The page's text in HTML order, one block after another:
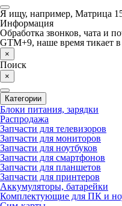
Я ищу, например, Матрица
Информация
Обработка звонков, чата и
GTM+9, наше время тикает
×
Поиск
×
Категории
Блоки питания, зарядки
Распродажа
Запчасти для телевизоров
Запчасти для мониторов
Запчасти для ноутбуков
Запчасти для смартфонов
Запчасти для планшетов
Запчасти для принтеров
Аккумуляторы, батарейки
Комплектующие для ПК и